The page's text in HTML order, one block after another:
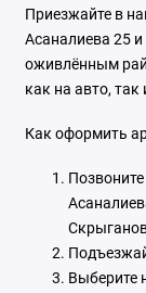
Приезжайте в
Асаналиева 25
оживлённым
как на авто,
Как оформить
Выберите